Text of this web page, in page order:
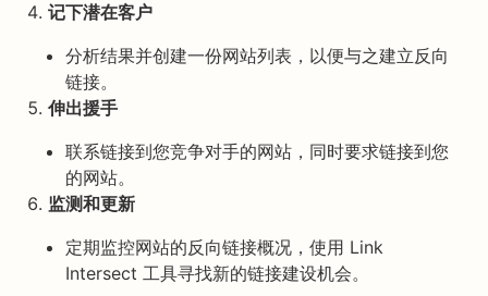
记下潜在客户
分析结果并创建一份网站列表，以便与之建立反向
链接。
伸出援手
联系链接到您竞争对手的网站，同时要求链接到您
的网站。
监测和更新
定期监控网站的反向链接概况，使用 Link
Intersect 工具寻找新的链接建设机会。